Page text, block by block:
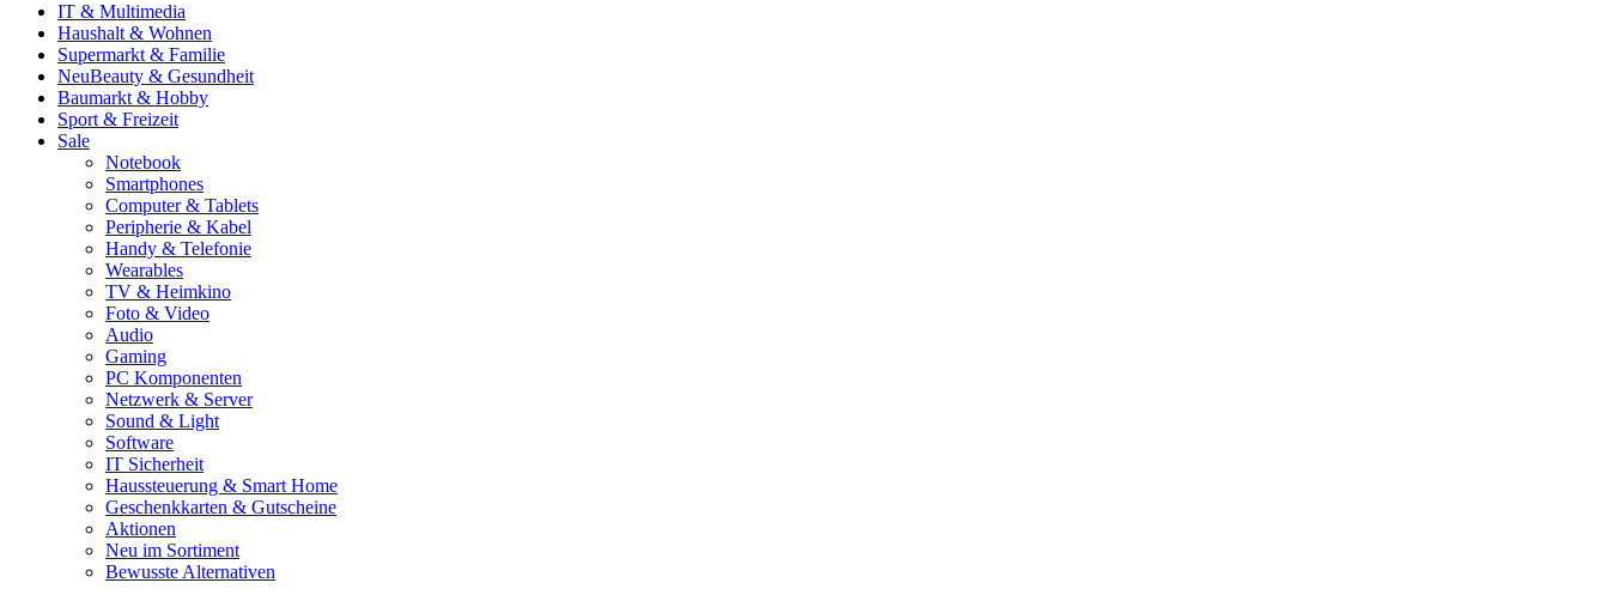
IT & Multimedia
Haushalt & Wohnen
Supermarkt & Familie
NeuBeauty & Gesundheit
Baumarkt & Hobby
Sport & Freizeit
Sale
Notebook
Smartphones
Computer & Tablets
Peripherie & Kabel
Handy & Telefonie
Wearables
TV & Heimkino
Foto & Video
Audio
Gaming
PC Komponenten
Netzwerk & Server
Sound & Light
Software
IT Sicherheit
Haussteuerung & Smart Home
Geschenkkarten & Gutscheine
Aktionen
Neu im Sortiment
Bewusste Alternativen